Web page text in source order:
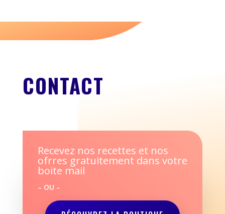
CONTACT
Recevez nos recettes et nos
ofrres gratuitement dans votre
boite mail
– OU –